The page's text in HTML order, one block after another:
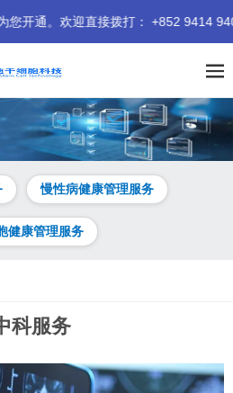
。欢迎直接拨打： +852 9414 9401
慢性病健康管理服务
健康管理服务
科服务